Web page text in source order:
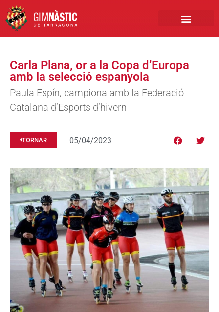
Carla Plana, or a la Copa d’Europa
amb la selecció espanyola
Paula Espín, campiona amb la Federació
Catalana d’Esports d’hivern
TORNAR 05/04/2023